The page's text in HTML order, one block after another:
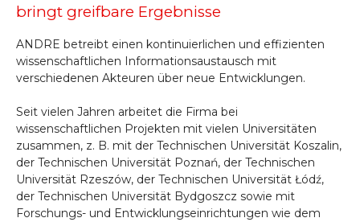
bringt greifbare Ergebnisse
ANDRE betreibt einen kontinuierlichen und effizienten
wissenschaftlichen Informationsaustausch mit
verschiedenen Akteuren über neue Entwicklungen.
Seit vielen Jahren arbeitet die Firma bei
wissenschaftlichen Projekten mit vielen Universitäten
zusammen, z. B. mit der Technischen Universität Koszalin,
der Technischen Universität Poznań, der Technischen
Universität Rzeszów, der Technischen Universität Łódź,
der Technischen Universität Bydgoszcz sowie mit
Forschungs- und Entwicklungseinrichtungen wie dem